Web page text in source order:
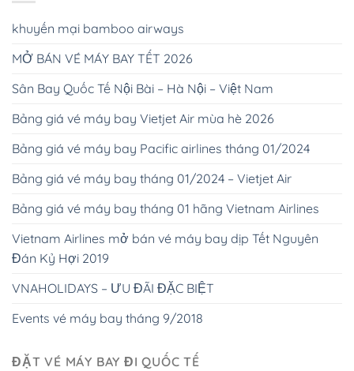
khuyến mại bamboo airways
MỞ BÁN VÉ MÁY BAY TẾT 2026
Sân Bay Quốc Tế Nội Bài – Hà Nội – Việt Nam
Bảng giá vé máy bay Vietjet Air mùa hè 2026
Bảng giá vé máy bay Pacific airlines tháng 01/2024
Bảng giá vé máy bay tháng 01/2024 – Vietjet Air
Bảng giá vé máy bay tháng 01 hãng Vietnam Airlines
Vietnam Airlines mở bán vé máy bay dịp Tết Nguyên
Đán Kỷ Hợi 2019
VNAHOLIDAYS – ƯU ĐÃI ĐẶC BIỆT
Events vé máy bay tháng 9/2018
ĐẶT VÉ MÁY BAY ĐI QUỐC TẾ